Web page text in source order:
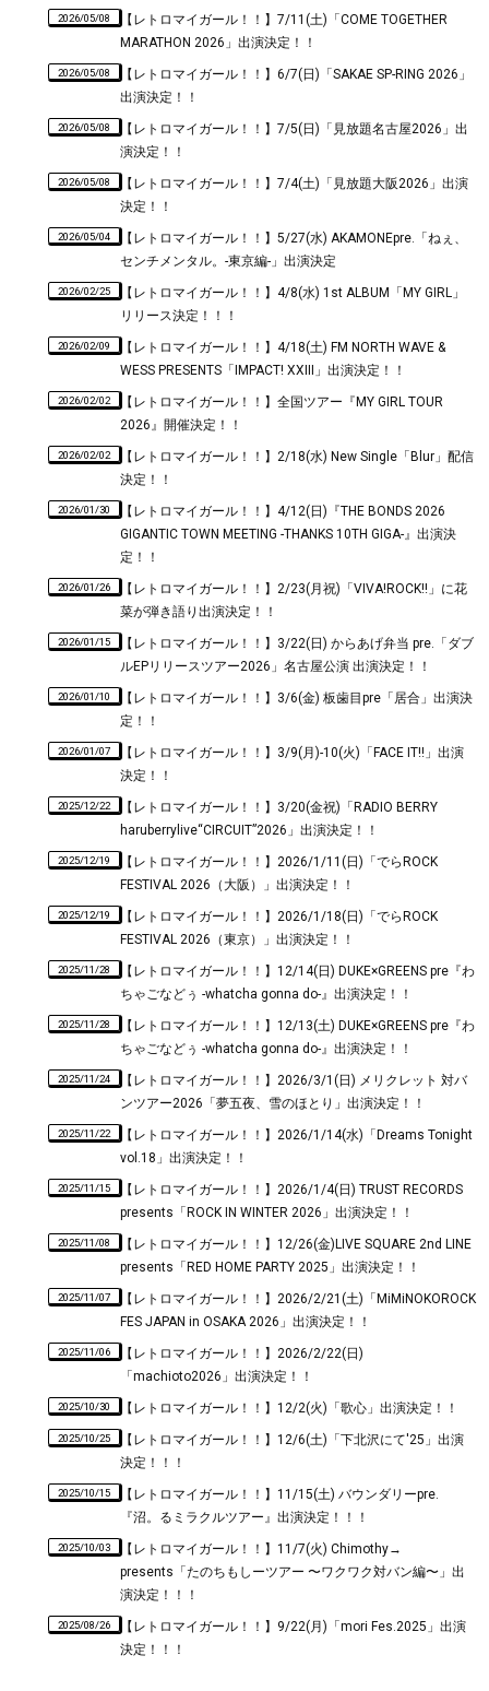
2026/05/08
【レトロマイガール！！】7/11(土)「COME TOGETHER
MARATHON 2026」出演決定！！
2026/05/08
【レトロマイガール！！】6/7(日)「SAKAE SP-RING 2026」
出演決定！！
2026/05/08
【レトロマイガール！！】7/5(日)「見放題名古屋2026」出
演決定！！
2026/05/08
【レトロマイガール！！】7/4(土)「見放題大阪2026」出演
決定！！
2026/05/04
【レトロマイガール！！】5/27(水) AKAMONEpre.「ねぇ、
センチメンタル。-東京編-」出演決定
2026/02/25
【レトロマイガール！！】4/8(水) 1st ALBUM「MY GIRL」
リリース決定！！！
2026/02/09
【レトロマイガール！！】4/18(土) FM NORTH WAVE &
WESS PRESENTS「IMPACT! XXIII」出演決定！！
2026/02/02
【レトロマイガール！！】全国ツアー『MY GIRL TOUR
2026』開催決定！！
2026/02/02
【レトロマイガール！！】2/18(水) New Single「Blur」配信
決定！！
2026/01/30
【レトロマイガール！！】4/12(日)『THE BONDS 2026
GIGANTIC TOWN MEETING -THANKS 10TH GIGA-』出演決
定！！
2026/01/26
【レトロマイガール！！】2/23(月祝)「VIVA!ROCK!!」に花
菜が弾き語り出演決定！！
2026/01/15
【レトロマイガール！！】3/22(日) からあげ弁当 pre.「ダブ
ルEPリリースツアー2026」名古屋公演 出演決定！！
2026/01/10
【レトロマイガール！！】3/6(金) 板歯目pre「居合」出演決
定！！
2026/01/07
【レトロマイガール！！】3/9(月)-10(火)「FACE IT!!」出演
決定！！
2025/12/22
【レトロマイガール！！】3/20(金祝)「RADIO BERRY
haruberrylive“CIRCUIT”2026」出演決定！！
2025/12/19
【レトロマイガール！！】2026/1/11(日)「でらROCK
FESTIVAL 2026（大阪）」出演決定！！
2025/12/19
【レトロマイガール！！】2026/1/18(日)「でらROCK
FESTIVAL 2026（東京）」出演決定！！
2025/11/28
【レトロマイガール！！】12/14(日) DUKE×GREENS pre『わ
ちゃごなどぅ -whatcha gonna do-』出演決定！！
2025/11/28
【レトロマイガール！！】12/13(土) DUKE×GREENS pre『わ
ちゃごなどぅ -whatcha gonna do-』出演決定！！
2025/11/24
【レトロマイガール！！】2026/3/1(日) メリクレット 対バ
ンツアー2026「夢五夜、雪のほとり」出演決定！！
2025/11/22
【レトロマイガール！！】2026/1/14(水)「Dreams Tonight
vol.18」出演決定！！
2025/11/15
【レトロマイガール！！】2026/1/4(日) TRUST RECORDS
presents「ROCK IN WINTER 2026」出演決定！！
2025/11/08
【レトロマイガール！！】12/26(金)LIVE SQUARE 2nd LINE
presents「RED HOME PARTY 2025」出演決定！！
2025/11/07
【レトロマイガール！！】2026/2/21(土)「MiMiNOKOROCK
FES JAPAN in OSAKA 2026」出演決定！！
2025/11/06
【レトロマイガール！！】2026/2/22(日)
「machioto2026」出演決定！！
2025/10/30 【レトロマイガール！！】12/2(火)「歌心」出演決定！！
2025/10/25
【レトロマイガール！！】12/6(土)「下北沢にて'25」出演
決定！！！
2025/10/15
【レトロマイガール！！】11/15(土) バウンダリーpre.
『沼。るミラクルツアー』出演決定！！！
2025/10/03
【レトロマイガール！！】11/7(火) Chimothy→
presents「たのちもしーツアー 〜ワクワク対バン編〜」出
演決定！！！
2025/08/26
【レトロマイガール！！】9/22(月)「mori Fes.2025」出演
決定！！！